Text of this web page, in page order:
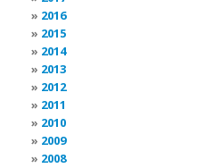
2016
2015
2014
2013
2012
2011
2010
2009
2008